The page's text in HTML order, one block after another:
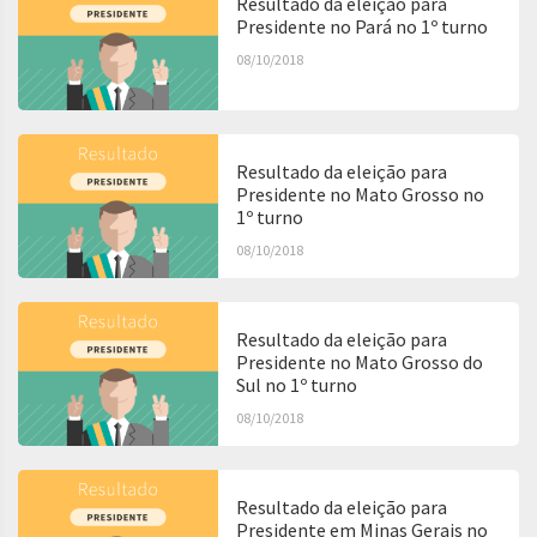
Presidente no Pará no 1º turno
08/10/2018
Resultado da eleição para
Presidente no Mato Grosso no
1º turno
08/10/2018
Resultado da eleição para
Presidente no Mato Grosso do
Sul no 1º turno
08/10/2018
Resultado da eleição para
Presidente em Minas Gerais no